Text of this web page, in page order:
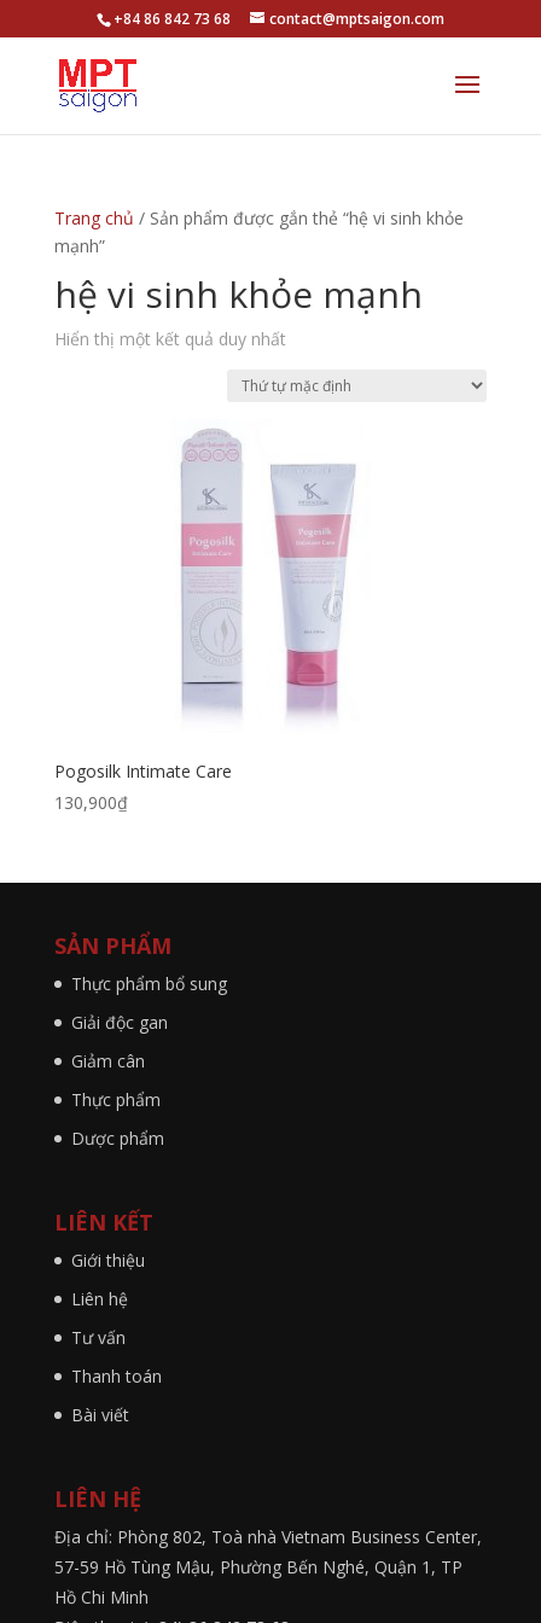
+84 86 842 73 68 contact@mptsaigon.com
Trang chủ / Sản phẩm được gắn thẻ “hệ vi sinh khỏe
mạnh”
hệ vi sinh khỏe mạnh
Hiển thị một kết quả duy nhất
Pogosilk Intimate Care
130,900₫
SẢN PHẨM
Thực phẩm bổ sung
Giải độc gan
Giảm cân
Thực phẩm
Dược phẩm
LIÊN KẾT
Giới thiệu
Liên hệ
Tư vấn
Thanh toán
Bài viết
LIÊN HỆ
Địa chỉ: Phòng 802, Toà nhà Vietnam Business Center,
57-59 Hồ Tùng Mậu, Phường Bến Nghé, Quận 1, TP
Hồ Chi Minh